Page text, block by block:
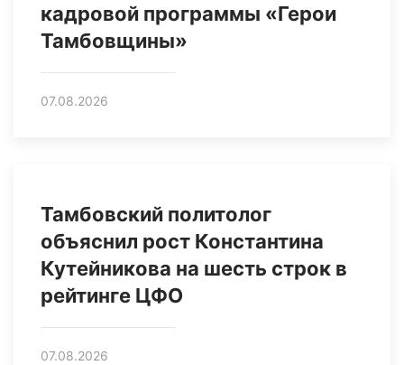
кадровой программы «Герои
Тамбовщины»
07.08.2026
Тамбовский политолог
объяснил рост Константина
Кутейникова на шесть строк в
рейтинге ЦФО
07.08.2026